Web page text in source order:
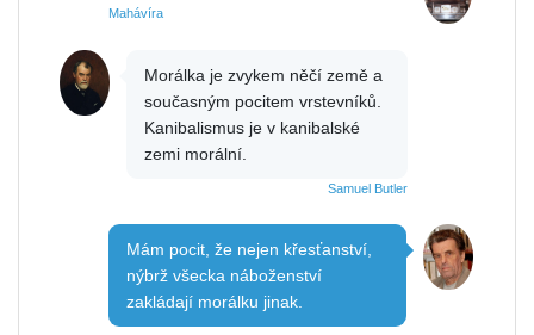
Mahávíra
Morálka je zvykem něčí země a
současným pocitem vrstevníků.
Kanibalismus je v kanibalské
zemi morální.
Samuel Butler
Mám pocit, že nejen křesťanství,
nýbrž všecka náboženství
zakládají morálku jinak.